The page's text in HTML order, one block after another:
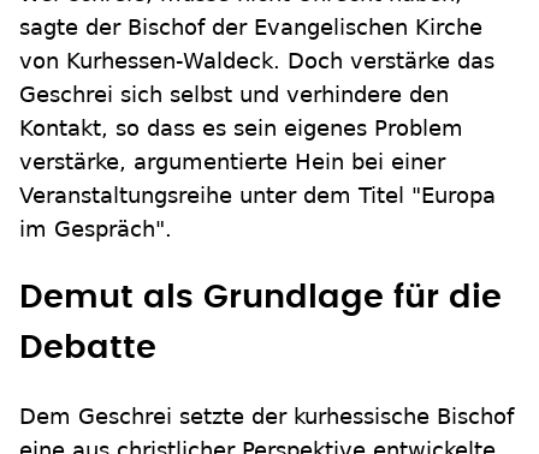
sagte der Bischof der Evangelischen Kirche
von Kurhessen-Waldeck. Doch verstärke das
Geschrei sich selbst und verhindere den
Kontakt, so dass es sein eigenes Problem
verstärke, argumentierte Hein bei einer
Veranstaltungsreihe unter dem Titel "Europa
im Gespräch".
Demut als Grundlage für die
Debatte
Dem Geschrei setzte der kurhessische Bischof